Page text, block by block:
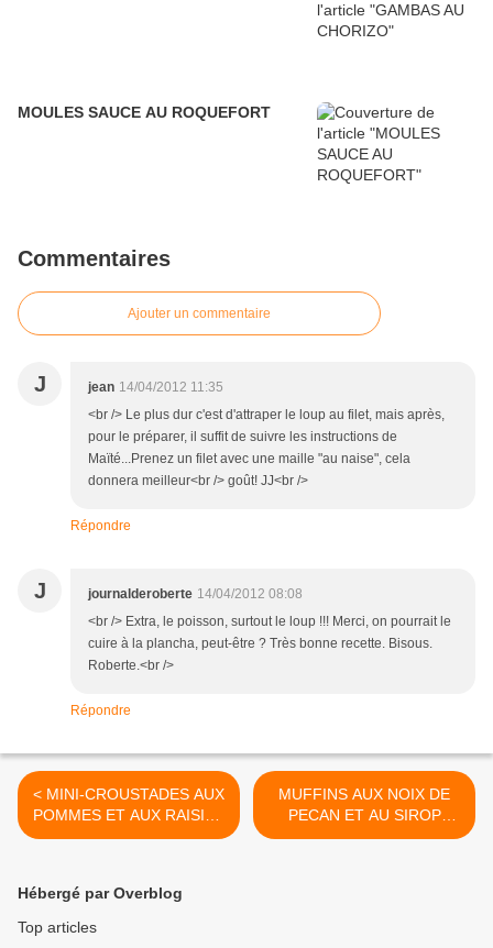
MOULES SAUCE AU ROQUEFORT
Commentaires
Ajouter un commentaire
J jean 14/04/2012 11:35
<br /> Le plus dur c'est d'attraper le loup au filet, mais après,
pour le préparer, il suffit de suivre les instructions de
Maïté...Prenez un filet avec une maille "au naise", cela
donnera meilleur<br /> goût! JJ<br />
Répondre
J journalderoberte 14/04/2012 08:08
<br /> Extra, le poisson, surtout le loup !!! Merci, on pourrait le
cuire à la plancha, peut-être ? Très bonne recette. Bisous.
Roberte.<br />
Répondre
< MINI-CROUSTADES AUX
POMMES ET AUX RAISINS
SECS
MUFFINS AUX NOIX DE
PECAN ET AU SIROP
D'ERABLE >
Hébergé par Overblog
Top articles